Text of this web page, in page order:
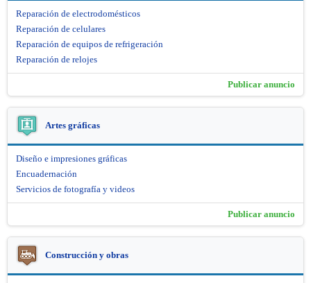
Reparación de electrodomésticos
Reparación de celulares
Reparación de equipos de refrigeración
Reparación de relojes
Publicar anuncio
Artes gráficas
Diseño e impresiones gráficas
Encuadernación
Servicios de fotografía y videos
Publicar anuncio
Construcción y obras